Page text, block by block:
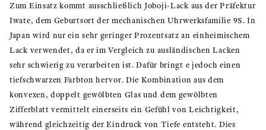
Zum Einsatz kommt ausschließlich Joboji-Lack aus der Präfektur
Iwate, dem Geburtsort der mechanischen Uhrwerksfamilie 9S. In
Japan wird nur ein sehr geringer Prozentsatz an einheimischem
Lack verwendet, da er im Vergleich zu ausländischen Lacken
sehr schwierig zu verarbeiten ist. Dafür bringt e jedoch einen
tiefschwarzen Farbton hervor. Die Kombination aus dem
konvexen, doppelt gewölbten Glas und dem gewölbten
Zifferblatt vermittelt einerseits ein Gefühl von Leichtigkeit,
während gleichzeitig der Eindruck von Tiefe entsteht. Dies